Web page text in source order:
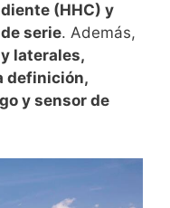
(HHC) y
serie. Además,
laterales,
definición,
y sensor de